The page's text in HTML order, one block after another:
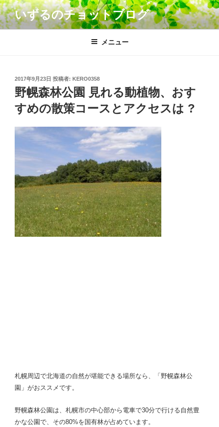
コ
ン
テ
いずるのチョットブログ
メニュー
投
稿
日:
2017年9月23日 投稿者: KERO0358
野幌森林公園 見れる動植物、おす
すめの散策コースとアクセスは ?
札幌周辺で北海道の自然が堪能できる場所なら、「野幌森林公
園」がおススメです。
野幌森林公園は、札幌市の中心部から電車で30分で行ける自然豊
かな公園で、その80%を国有林が占めています。